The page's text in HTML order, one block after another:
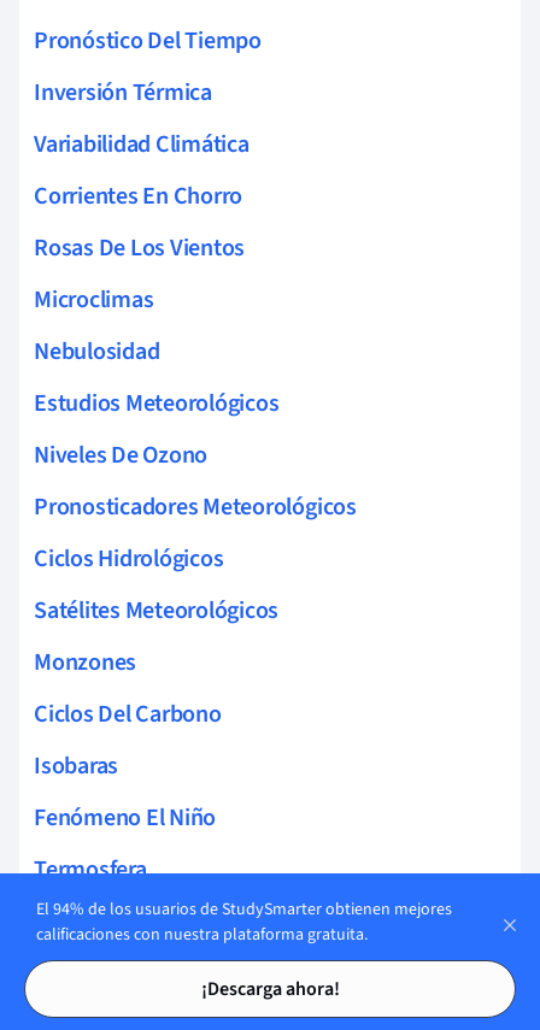
Tarjetas de estudio
Tarjetas de estudio
Pronóstico Del Tiempo
Inversión Térmica
Variabilidad Climática
Corrientes En Chorro
Rosas De Los Vientos
Microclimas
Nebulosidad
Estudios Meteorológicos
Niveles De Ozono
Pronosticadores Meteorológicos
Ciclos Hidrológicos
Satélites Meteorológicos
Monzones
Ciclos Del Carbono
Isobaras
Fenómeno El Niño
Termosfera
Vientos Alisios
Mesosfera
El 94% de los usuarios de StudySmarter obtienen mejores
calificaciones con nuestra plataforma gratuita.
¡Descarga ahora!